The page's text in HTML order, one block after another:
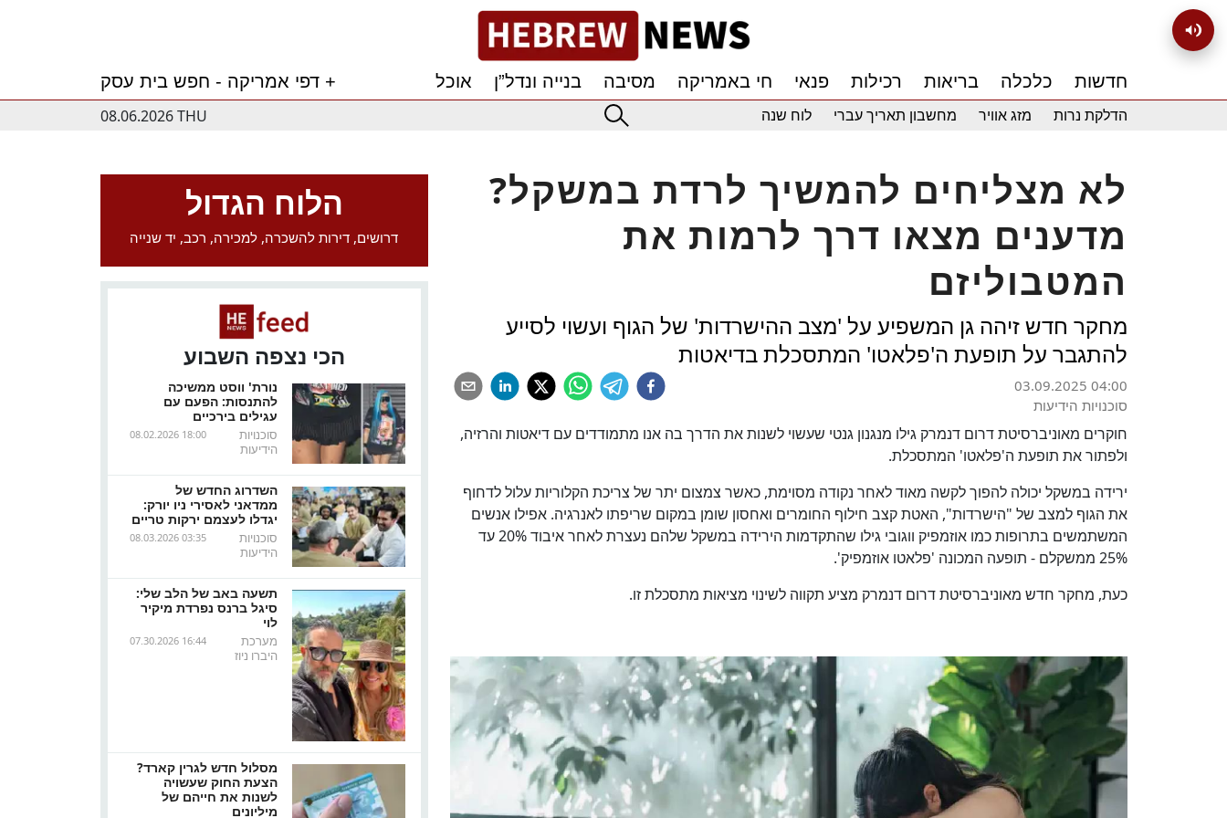
דפי אמריקה - חפש בית עסק + חדשות כלכלה בריאות רכילות פנאי חי באמריקה מסיבה בנייה ונדל”ן
אוכל
08.06.2026 THU
הדלקת נרות מזג אוויר מחשבון תאריך עברי לוח שנה
הלוח הגדול
דרושים, דירות להשכרה, למכירה, רכב, יד שנייה
הכי נצפה השבוע
נורת' ווסט ממשיכה
להתנסות: הפעם עם
עגילים בירכיים
08.02.2026 18:00
סוכנויות
הידיעות
השדרוג החדש של
ממדאני לאסירי ניו יורק:
יגדלו לעצמם ירקות טריים
08.03.2026 03:35
סוכנויות
הידיעות
תשעה באב של הלב שלי:
סיגל ברנס נפרדת מיקיר
לוי
07.30.2026 16:44
מערכת
היברו ניוז
מסלול חדש לגרין קארד?
הצעת החוק שעשויה
לשנות את חייהם של
מיליונים
לא מצליחים להמשיך לרדת במשקל?
מדענים מצאו דרך לרמות את
המטבוליזם
מחקר חדש זיהה גן המשפיע על 'מצב ההישרדות' של הגוף ועשוי לסייע
להתגבר על תופעת ה'פלאטו' המתסכלת בדיאטות
03.09.2025 04:00
סוכנויות הידיעות
חוקרים מאוניברסיטת דרום דנמרק גילו מנגנון גנטי שעשוי לשנות את הדרך בה אנו מתמודדים עם דיאטות והרזיה,
ולפתור את תופעת ה'פלאטו' המתסכלת.
ירידה במשקל יכולה להפוך לקשה מאוד לאחר נקודה מסוימת, כאשר צמצום יתר של צריכת הקלוריות עלול לדחוף
את הגוף למצב של "הישרדות", האטת קצב חילוף החומרים ואחסון שומן במקום שריפתו לאנרגיה. אפילו אנשים
המשתמשים בתרופות כמו אוזמפיק ווגובי גילו שהתקדמות הירידה במשקל שלהם נעצרת לאחר איבוד 20% עד
25% ממשקלם - תופעה המכונה 'פלאטו אוזמפיק'.
כעת, מחקר חדש מאוניברסיטת דרום דנמרק מציע תקווה לשינוי מציאות מתסכלת זו.